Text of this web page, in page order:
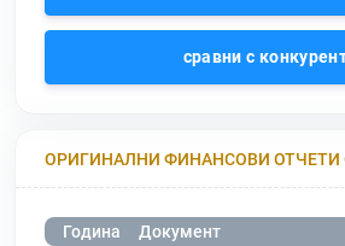
сравни с
ОРИГИНАЛНИ ФИНАНСОВИ ОТЧЕТИ
Година
Документ